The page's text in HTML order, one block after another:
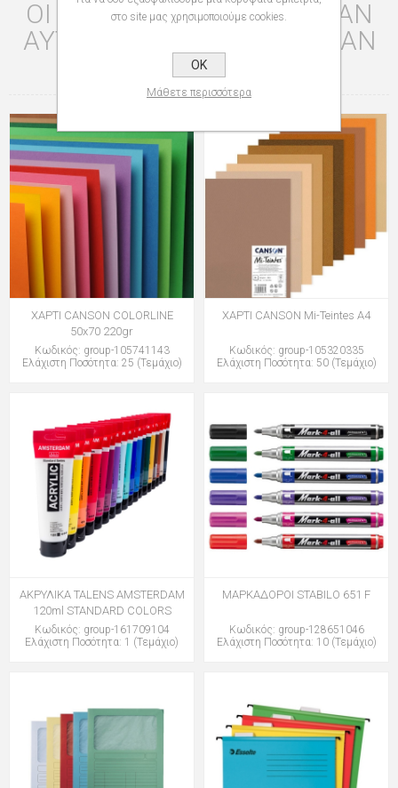
ΟΙ ΠΕΛΆΤΕΣ ΠΟΥ ΑΓΌΡΑΣΑΝ
ΑΥΤΌ ΤΟ ΠΡΟΪΌΝ ΑΓΌΡΑΣΑΝ
ΕΠΊΣΗΣ
ΧΑΡΤΙ CANSON COLORLINE
50x70 220gr
Κωδικός: group-105741143
Ελάχιστη Ποσότητα: 25 (Τεμάχιο)
ΧΑΡΤΙ CANSON Mi-Teintes Α4
Κωδικός: group-105320335
Ελάχιστη Ποσότητα: 50 (Τεμάχιο)
ΑΚΡΥΛΙΚΑ TALENS AMSTERDAM
120ml STANDARD COLORS
Κωδικός: group-161709104
Ελάχιστη Ποσότητα: 1 (Τεμάχιο)
ΜΑΡΚΑΔΟΡΟΙ STABILO 651 F
Κωδικός: group-128651046
Ελάχιστη Ποσότητα: 10 (Τεμάχιο)
στο site μας χρησιμοποιούμε cookies.
OK
Μάθετε περισσότερα